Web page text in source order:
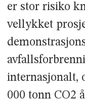
er stor risiko
vellykket
internasjonalt,
000 tonn CO2